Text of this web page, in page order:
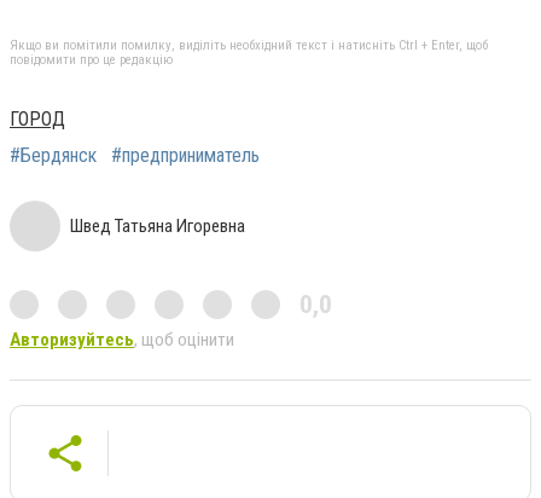
Якщо ви помітили помилку, виділіть необхідний текст і натисніть Ctrl + Enter, щоб
повідомити про це редакцію
ГОРОД
#Бердянск
#предприниматель
Швед Татьяна Игоревна
0,0
Авторизуйтесь, щоб оцінити